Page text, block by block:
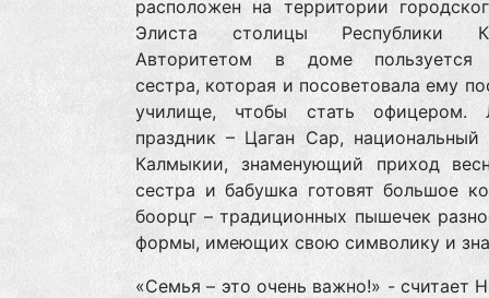
расположен на территории
Элиста столицы Республики
Авторитетом в доме пользуется
сестра, которая и посоветовала ему
училище, чтобы стать офицером.
праздник – Цаган Сар, национальный
Калмыкии, знаменующий приход
сестра и бабушка готовят большое
боорцг – традиционных пышечек
формы, имеющих свою символику и
«Семья – это очень важно!» - считает